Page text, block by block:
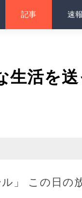
記事 速報
生活を送
」 この日の